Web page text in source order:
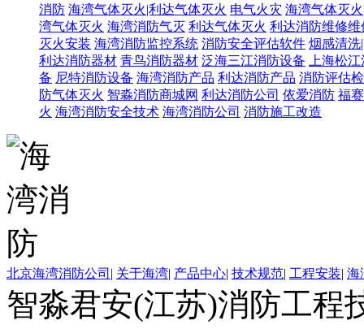
消防 海湾气体灭火|利达气体灭火 电气火灾 海湾气体灭
湾气体灭火 海湾消防气灭 利达气体灭火 利达消防维修维
灭火安装 海湾消防监控系统 消防安全评估软件 烟感清洗
利达消防器材 青鸟消防器材 泛海三江消防设备
上海松
备 尼特消防设备 海湾消防产品 利达消防产品 消防评估
防气体灭火 智淼消防商城网 利达消防公司 依爱消防 福
火 海湾消防安全技术 海湾消防公司 消防施工改造
北京海湾消防公司 | 关于海湾| 产品中心| 技术规范| 工程安装| 海
智淼君安(江苏)消防工程